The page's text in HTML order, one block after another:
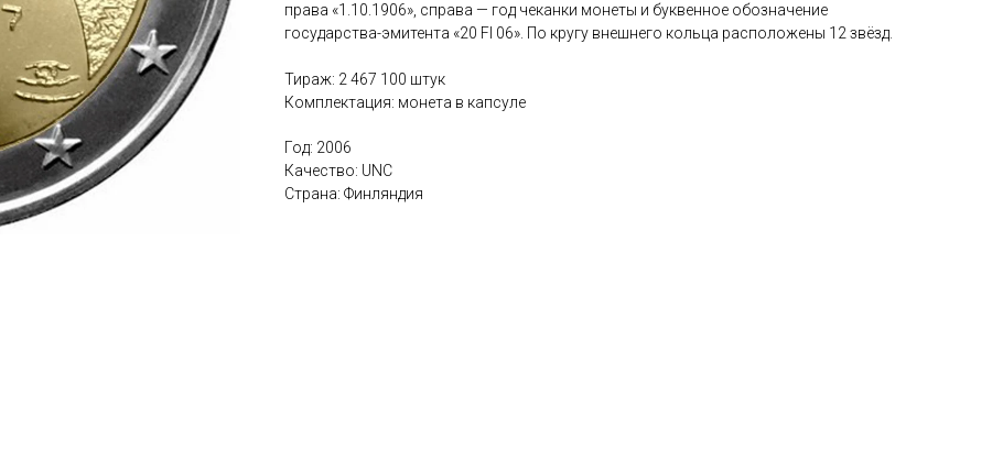
права «1.10.1906», справа — год чеканки монеты и буквенное обозначение
государства-эмитента «20 FI 06». По кругу внешнего кольца расположены 12 звёзд.
Тираж: 2 467 100 штук
Комплектация: монета в капсуле
Год: 2006
Качество: UNC
Страна: Финляндия